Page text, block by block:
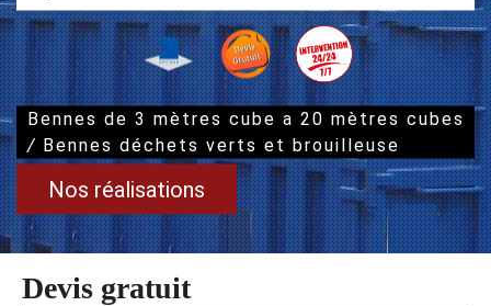
Bennes de 3 mètres cube a 20 mètres cubes
/ Bennes déchets verts et brouilleuse
Nos réalisations
Devis gratuit